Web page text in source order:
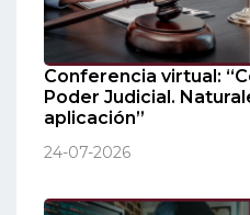
Conferencia virtual:
Poder Judicial.
aplicación”
24-07-2026